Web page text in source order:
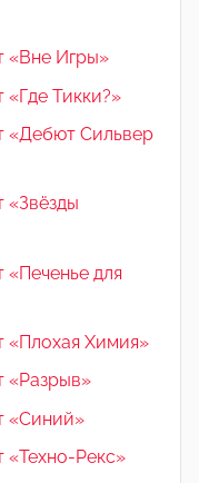
«Вне Игры»
Тикки?»
«Дебют Сильвер
«Звёзды
для
«Плохая Химия»
«Разрыв»
«Синий»
«Техно-Рекс»